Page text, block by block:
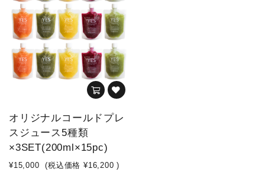
オリジナルコールドプレ
スジュース5種類
×3SET(200ml×15pc)
¥15,000 (税込価格 ¥16,200 )